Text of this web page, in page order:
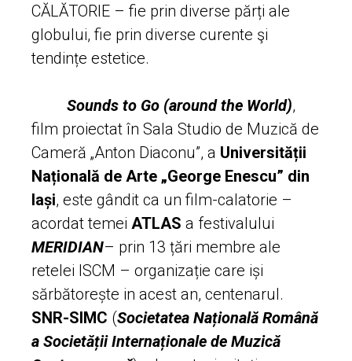
CĂLĂTORIE – fie prin diverse părți ale
globului, fie prin diverse curente şi
tendințe estetice.
Sounds to Go (around the World),
film proiectat în Sala Studio de Muzică de
Cameră „Anton Diaconu”, a Universității
Națională de Arte „George Enescu” din
Iași, este gândit ca un film-calatorie –
acordat temei ATLAS a festivalului
MERIDIAN– prin 13 țări membre ale
retelei ISCM – organizație care iși
sărbătorește in acest an, centenarul.
SNR-SIMC (Societatea Națională Română
a Societății Internaționale de Muzică